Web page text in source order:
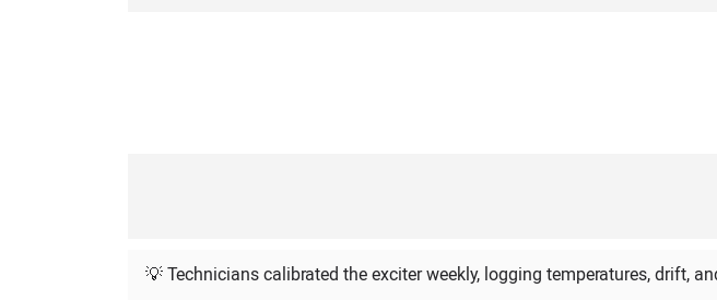
💡 Technicians calibrated the exciter weekly, logging temperatures, drift,